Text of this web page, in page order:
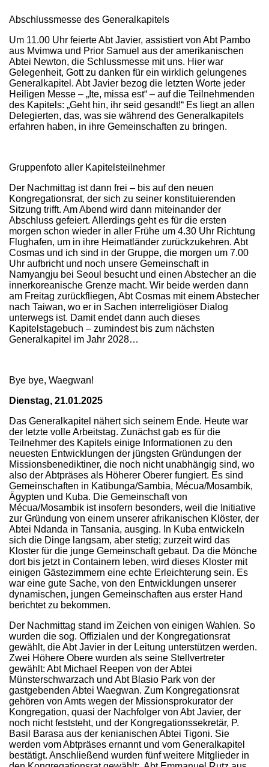
Abschlussmesse des Generalkapitels
Um 11.00 Uhr feierte Abt Javier, assistiert von Abt Pambo
aus Mvimwa und Prior Samuel aus der amerikanischen
Abtei Newton, die Schlussmesse mit uns. Hier war
Gelegenheit, Gott zu danken für ein wirklich gelungenes
Generalkapitel. Abt Javier bezog die letzten Worte jeder
Heiligen Messe – „Ite, missa est“ – auf die Teilnehmenden
des Kapitels: „Geht hin, ihr seid gesandt!“ Es liegt an allen
Delegierten, das, was sie während des Generalkapitels
erfahren haben, in ihre Gemeinschaften zu bringen.
Gruppenfoto aller Kapitelsteilnehmer
Der Nachmittag ist dann frei – bis auf den neuen
Kongregationsrat, der sich zu seiner konstituierenden
Sitzung trifft. Am Abend wird dann miteinander der
Abschluss gefeiert. Allerdings geht es für die ersten
morgen schon wieder in aller Frühe um 4.30 Uhr Richtung
Flughafen, um in ihre Heimatländer zurückzukehren. Abt
Cosmas und ich sind in der Gruppe, die morgen um 7.00
Uhr aufbricht und noch unsere Gemeinschaft in
Namyangju bei Seoul besucht und einen Abstecher an die
innerkoreanische Grenze macht. Wir beide werden dann
am Freitag zurückfliegen, Abt Cosmas mit einem Abstecher
nach Taiwan, wo er in Sachen interreligiöser Dialog
unterwegs ist. Damit endet dann auch dieses
Kapitelstagebuch – zumindest bis zum nächsten
Generalkapitel im Jahr 2028…
Bye bye, Waegwan!
Dienstag, 21.01.2025
Das Generalkapitel nähert sich seinem Ende. Heute war
der letzte volle Arbeitstag. Zunächst gab es für die
Teilnehmer des Kapitels einige Informationen zu den
neuesten Entwicklungen der jüngsten Gründungen der
Missionsbenediktiner, die noch nicht unabhängig sind, wo
also der Abtpräses als Höherer Oberer fungiert. Es sind
Gemeinschaften in Katibunga/Sambia, Mécua/Mosambik,
Ägypten und Kuba. Die Gemeinschaft von
Mécua/Mosambik ist insofern besonders, weil die Initiative
zur Gründung von einem unserer afrikanischen Klöster, der
Abtei Ndanda in Tansania, ausging. In Kuba entwickeln
sich die Dinge langsam, aber stetig; zurzeit wird das
Kloster für die junge Gemeinschaft gebaut. Da die Mönche
dort bis jetzt in Containern leben, wird dieses Kloster mit
einigen Gästezimmern eine echte Erleichterung sein. Es
war eine gute Sache, von den Entwicklungen unserer
dynamischen, jungen Gemeinschaften aus erster Hand
berichtet zu bekommen.
Der Nachmittag stand im Zeichen von einigen Wahlen. So
wurden die sog. Offizialen und der Kongregationsrat
gewählt, die Abt Javier in der Leitung unterstützen werden.
Zwei Höhere Obere wurden als seine Stellvertreter
gewählt: Abt Michael Reepen von der Abtei
Münsterschwarzach und Abt Blasio Park von der
gastgebenden Abtei Waegwan. Zum Kongregationsrat
gehören von Amts wegen der Missionsprokurator der
Kongregation, quasi der Nachfolger von Abt Javier, der
noch nicht feststeht, und der Kongregationssekretär, P.
Basil Barasa aus der kenianischen Abtei Tigoni. Sie
werden vom Abtpräses ernannt und vom Generalkapitel
bestätigt. Anschließend wurden fünf weitere Mitglieder in